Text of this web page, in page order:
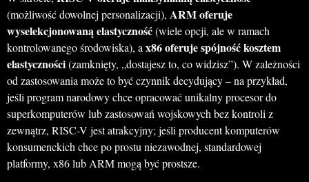
(możliwość dowolnej personalizacji), ARM oferuje
wyselekcjonowaną elastyczność(wiele opcji, ale w ramach
kontrolowanego środowiska), ax86 oferuje spójność kosztem
elastyczności(zamknięty, „dostajesz to, co widzisz”). W zależności
od zastosowania może to być czynnik decydujący – na przykład,
jeśli program narodowy chce opracować unikalny procesor do
superkomputerów lub zastosowań wojskowych bez kontroli z
zewnątrz, RISC-V jest atrakcyjny; jeśli producent komputerów
konsumenckich chce po prostu niezawodnej, standardowej
platformy, x86 lub ARM mogą być prostsze.